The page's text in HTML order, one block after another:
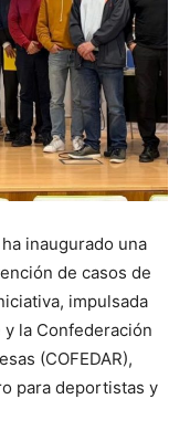
inaugurado una
de casos de
impulsada
la Confederación
(COFEDAR),
para deportistas y